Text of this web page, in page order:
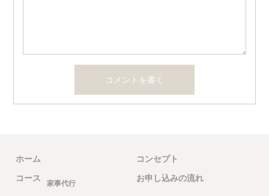
ホーム
コンセプト
コース
家事代行
お申し込みの流れ